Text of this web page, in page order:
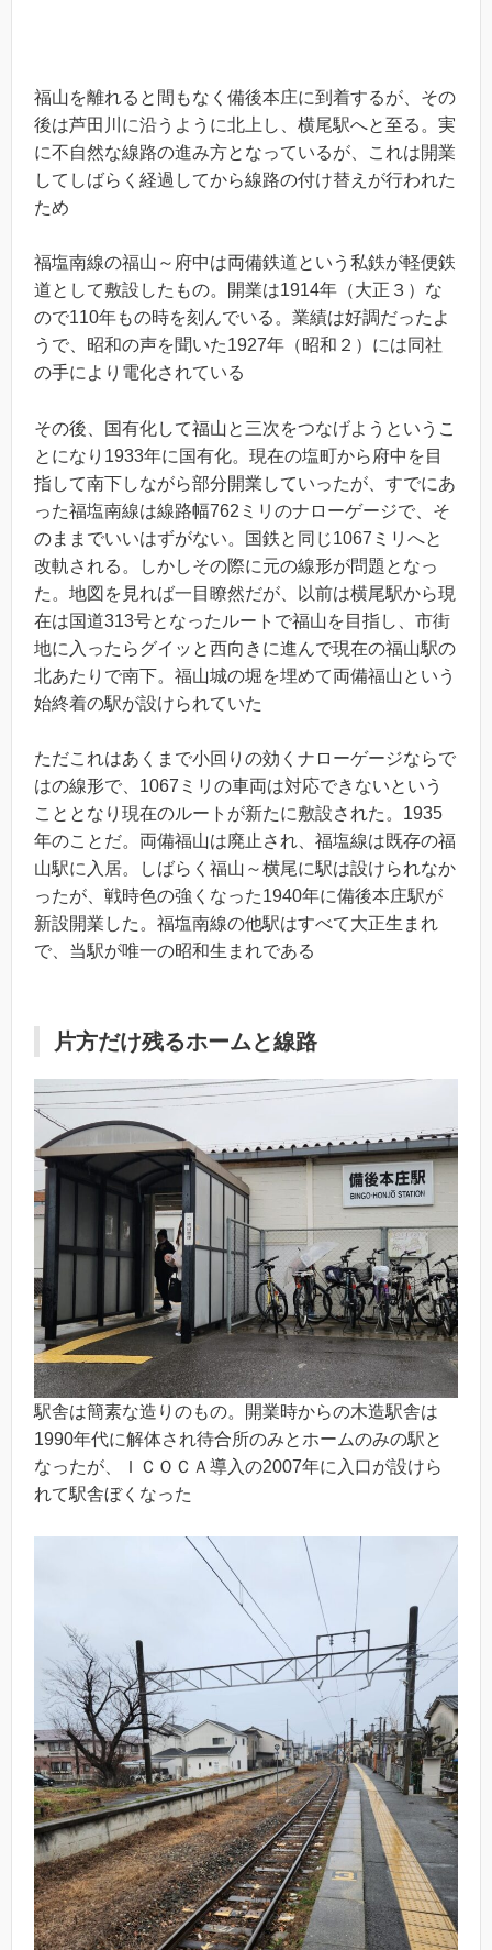
福山を離れると間もなく備後本庄に到着するが、その
後は芦田川に沿うように北上し、横尾駅へと至る。実
に不自然な線路の進み方となっているが、これは開業
してしばらく経過してから線路の付け替えが行われた
ため
福塩南線の福山～府中は両備鉄道という私鉄が軽便鉄
道として敷設したもの。開業は1914年（大正３）な
ので110年もの時を刻んでいる。業績は好調だったよ
うで、昭和の声を聞いた1927年（昭和２）には同社
の手により電化されている
その後、国有化して福山と三次をつなげようというこ
とになり1933年に国有化。現在の塩町から府中を目
指して南下しながら部分開業していったが、すでにあ
った福塩南線は線路幅762ミリのナローゲージで、そ
のままでいいはずがない。国鉄と同じ1067ミリへと
改軌される。しかしその際に元の線形が問題となっ
た。地図を見れば一目瞭然だが、以前は横尾駅から現
在は国道313号となったルートで福山を目指し、市街
地に入ったらグイッと西向きに進んで現在の福山駅の
北あたりで南下。福山城の堀を埋めて両備福山という
始終着の駅が設けられていた
ただこれはあくまで小回りの効くナローゲージならで
はの線形で、1067ミリの車両は対応できないという
こととなり現在のルートが新たに敷設された。1935
年のことだ。両備福山は廃止され、福塩線は既存の福
山駅に入居。しばらく福山～横尾に駅は設けられなか
ったが、戦時色の強くなった1940年に備後本庄駅が
新設開業した。福塩南線の他駅はすべて大正生まれ
で、当駅が唯一の昭和生まれである
片方だけ残るホームと線路
駅舎は簡素な造りのもの。開業時からの木造駅舎は
1990年代に解体され待合所のみとホームのみの駅と
なったが、ＩＣＯＣＡ導入の2007年に入口が設けら
れて駅舎ぼくなった